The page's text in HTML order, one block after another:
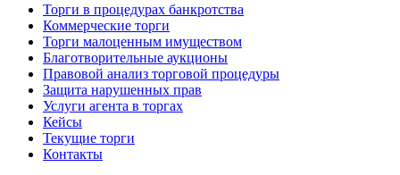
Торги в процедурах банкротства
Коммерческие торги
Торги малоценным имуществом
Благотворительные аукционы
Правовой анализ торговой процедуры
Защита нарушенных прав
Услуги агента в торгах
Кейсы
Текущие торги
Контакты